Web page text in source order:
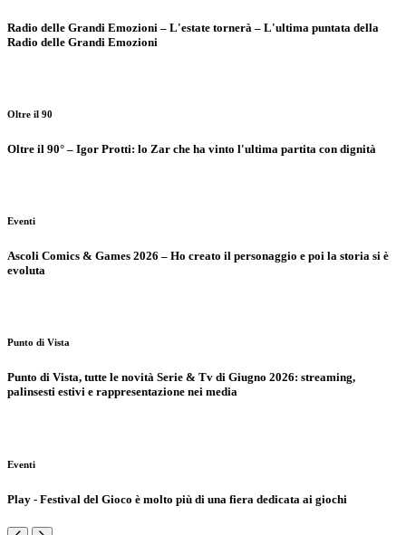
Radio delle Grandi Emozioni – L'estate tornerà – L'ultima puntata della
Radio delle Grandi Emozioni
Oltre il 90
Oltre il 90° – Igor Protti: lo Zar che ha vinto l'ultima partita con dignità
Eventi
Ascoli Comics & Games 2026 – Ho creato il personaggio e poi la storia si è
evoluta
Punto di Vista
Punto di Vista, tutte le novità Serie & Tv di Giugno 2026: streaming,
palinsesti estivi e rappresentazione nei media
Eventi
Play - Festival del Gioco è molto più di una fiera dedicata ai giochi